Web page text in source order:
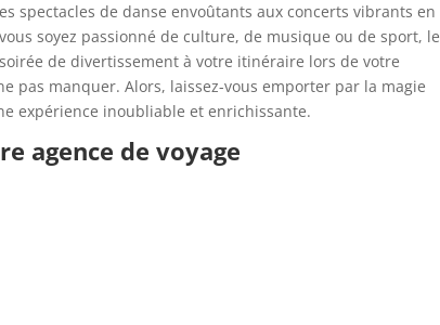
spectacles de danse envoûtants aux concerts vibrants en
soyez passionné de culture, de musique ou de sport, le
de divertissement à votre itinéraire lors de votre
pas manquer. Alors, laissez-vous emporter par la magie
expérience inoubliable et enrichissante.
agence de voyage